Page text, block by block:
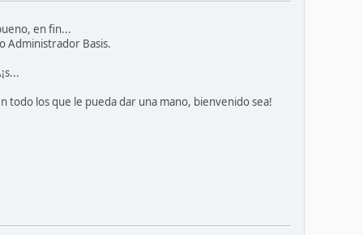
en fin...
Administrador Basis.
los que le pueda dar una mano, bienvenido sea!